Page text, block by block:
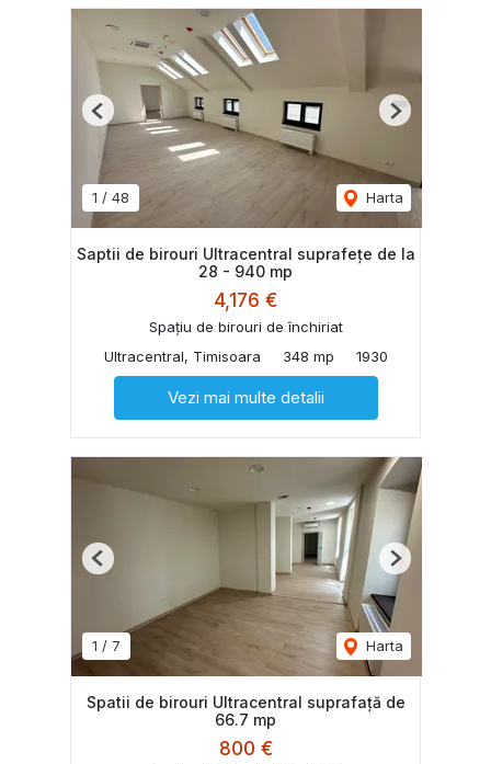
1 / 48 Harta
Previous Next
Saptii de birouri Ultracentral suprafețe de la
28 - 940 mp
4,176 €
Spațiu de birouri de închiriat
Ultracentral, Timisoara
348 mp 1930
Vezi mai multe detalii
1 / 7 Harta
Previous Next
Spatii de birouri Ultracentral suprafață de
66.7 mp
800 €